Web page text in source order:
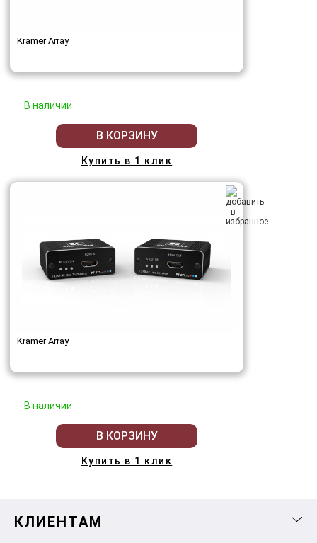
Kramer Array
В наличии
В КОРЗИНУ
Купить в 1 клик
Kramer Array
В наличии
В КОРЗИНУ
Купить в 1 клик
КЛИЕНТАМ